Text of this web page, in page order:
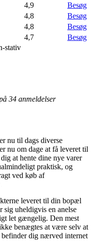
4,9
Besøg
4,8
Besøg
4,8
Besøg
4,7
Besøg
stativ
34 anmeldelser
nu til dags diverse
nu om dage at få leveret til
at hente dine nye varer
praktisk, og
ved køb af
leveret til din bopæl
sig uheldigvis en anelse
let gængelig. Den mest
benægtes at være selv at
dig nærved internet